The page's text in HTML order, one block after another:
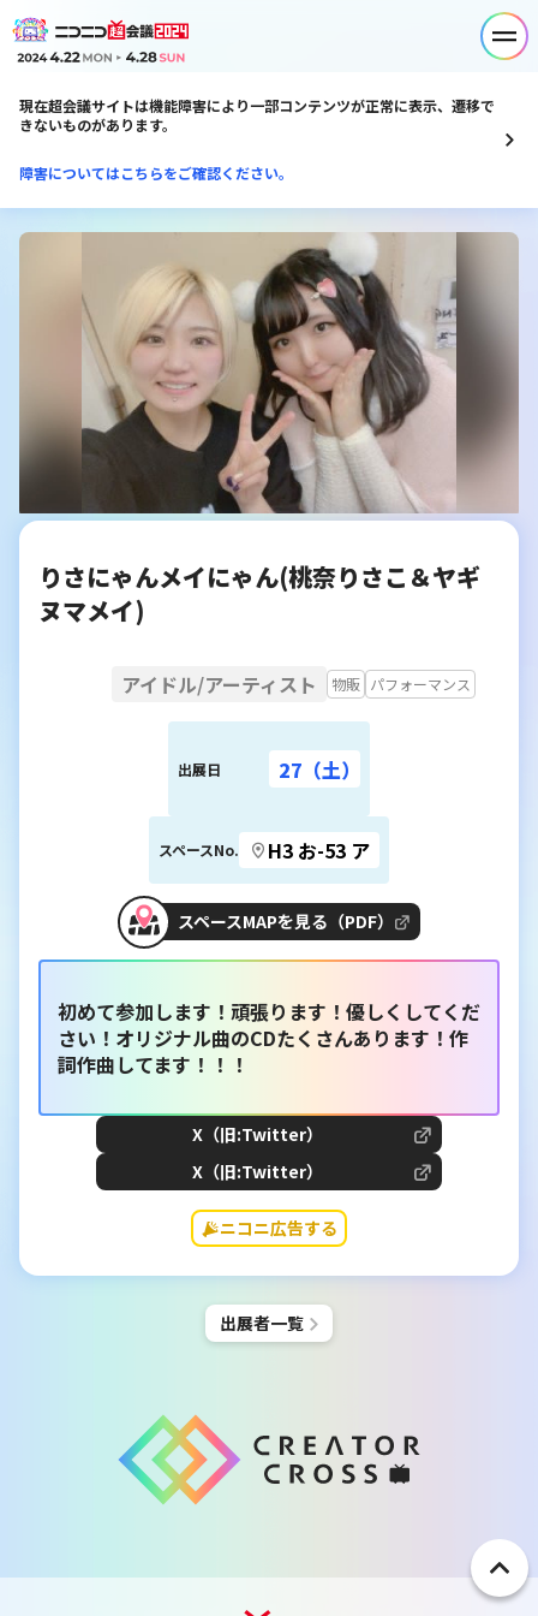
現在超会議サイトは機能障害により一部コンテンツが正常に表示、遷移で
きないものがあります。
障害についてはこちらをご確認ください。
りさにゃんメイにゃん(桃奈りさこ＆ヤギ
ヌマメイ)
アイドル/アーティスト 物販 パフォーマンス
出展日 27（土）
スペースNo. H3 お-53 ア
スペースMAPを見る（PDF）
初めて参加します！頑張ります！優しくしてくだ
さい！オリジナル曲のCDたくさんあります！作
詞作曲してます！！！
X（旧:Twitter）
X（旧:Twitter）
ニコニ広告する
出展者一覧
ペ